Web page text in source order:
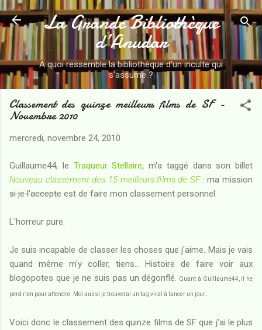
Accéder au contenu principal
La Grande Bibliothèque
d’Anudar
A quoi ressemble la bibliothèque d'un inculte qui
s'assume ?
Classement des quinze meilleurs films de SF -
Novembre 2010
mercredi, novembre 24, 2010
Guillaume44, le Traqueur Stellaire, m'a taggé dans son billet
Nouveau classement des 15 meilleurs films de SF: ma mission
si je l'accepte est de faire mon classement personnel.
L'horreur pure.
Je suis incapable de classer les choses que j'aime. Mais je vais
quand même m'y coller, tiens... Histoire de faire voir aux
blogopotes que je ne suis pas un dégonflé.
Quant à Guillaume44, il ne
perd rien pour attendre. Moi aussi je trouverai un tag viral à lancer un jour...
Voici donc le classement des quinze films de SF que j'ai le plus